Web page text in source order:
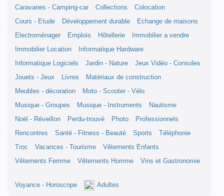
Caravanes - Camping-car
Collections
Colocation
Cours - Etude
Développement durable
Echange de maisons
Electroménager
Emplois Hôtellerie
Immobilier a vendre
Immobilier Location
Informatique Hardware
Informatique Logiciels
Jardin - Nature
Jeux Vidéo - Consoles
Jouets - Jeux
Livres
Matériaux de construction
Meubles - décoration
Moto - Scooter - Vélo
Musique - Groupes
Musique - Instruments
Nautisme
Noël - Réveillon
Perdu-trouvé Photo
Professionnels
Rencontres
Santé - Fitness - Beauté Sports
Téléphonie
Troc
Vacances - Tourisme
Vêtements Enfants
Vêtements Femme
Vêtements Homme Vins et Gastronomie
Voyance - Horoscope Adultes